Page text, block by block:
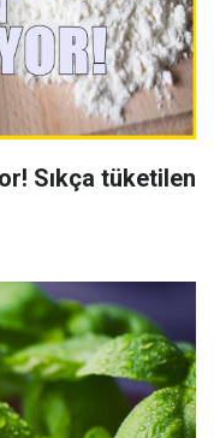
Sıkça tüketilen